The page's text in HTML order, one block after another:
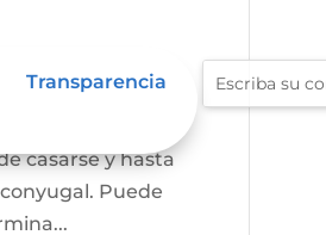
Transparencia
casarse y hasta
Puede